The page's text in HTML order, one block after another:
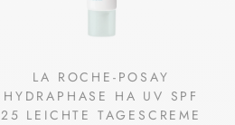
LA ROCHE-POSAY
HYDRAPHASE HA UV SPF
25 LEICHTE TAGESCREME